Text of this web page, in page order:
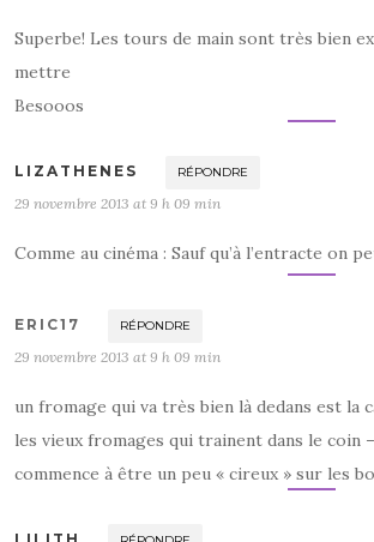
Superbe! Les tours de main sont très bien
mettre
Besooos
LIZATHENES RÉPONDRE
29 novembre 2013 at 9 h 09 min
Comme au cinéma : Sauf qu’à l’entracte on
ERIC17 RÉPONDRE
29 novembre 2013 at 9 h 09 min
un fromage qui va très bien là dedans est
les vieux fromages qui trainent dans le coin
commence à être un peu « cireux » sur les